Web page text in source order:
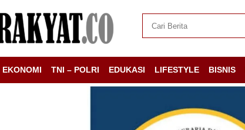
EKONOMI TNI – POLRI EDUKASI LIFESTYLE BISNIS